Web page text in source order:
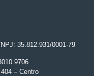
35.812.931/0001-79
– Centro